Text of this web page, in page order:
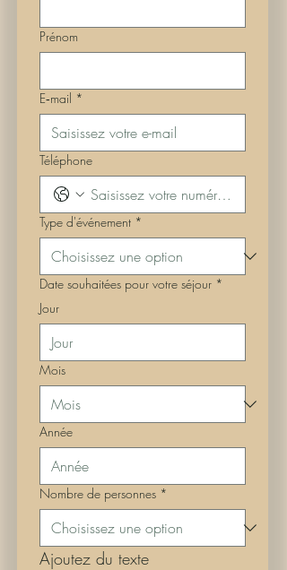
Prénom
E‑mail *
Téléphone
Type d'événement *
Date souhaitées pour votre séjour *
Jour
Mois
Année
Nombre de personnes *
Ajoutez du texte